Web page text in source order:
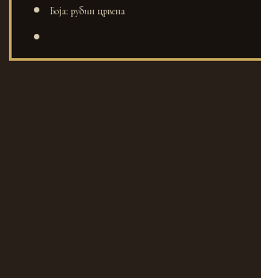
Боја: рубин црвена